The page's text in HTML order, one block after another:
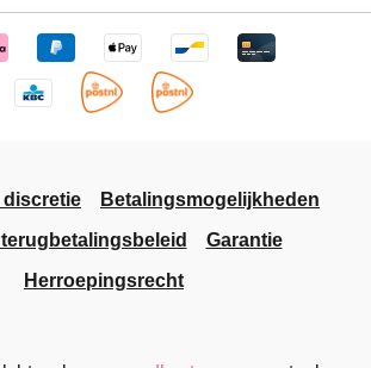
discretie
Betalingsmogelijkheden
Garantie
Herroepingsrecht